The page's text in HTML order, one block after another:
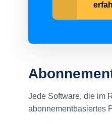
Jede Software, die im
abonnementbasiertes